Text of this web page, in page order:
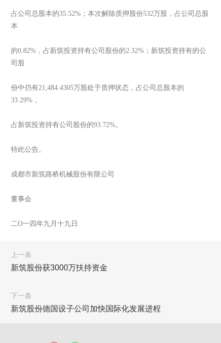
占公司总股本的35.52%；本次解除质押股份532万股，占公司总股
本
的0.82%，占新筑投资持有公司股份的2.32%；新筑投资持有的公
司股
份中仍有21,484.4305万股处于质押状态，占公司总股本的
33.29%，
占新筑投资持有公司股份的93.72%。
特此公告。
成都市新筑路桥机械股份有限公司
董事会
二O一四年九月十九日
上一条
新筑股份获3000万扶持资金
下一条
新筑股份德国设子公司加快国际化发展进程